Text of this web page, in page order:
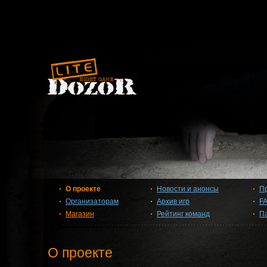
О проекте
Организаторам
Магазин
Новости и анонсы
Архив игр
Рейтинг команд
О проекте